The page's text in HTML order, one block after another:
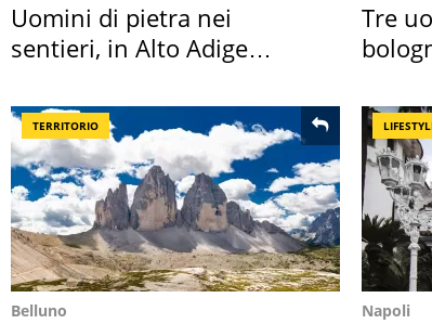
Uomini di pietra nei
sentieri, in Alto Adige
Tre
TERRITORIO
Belluno Napoli